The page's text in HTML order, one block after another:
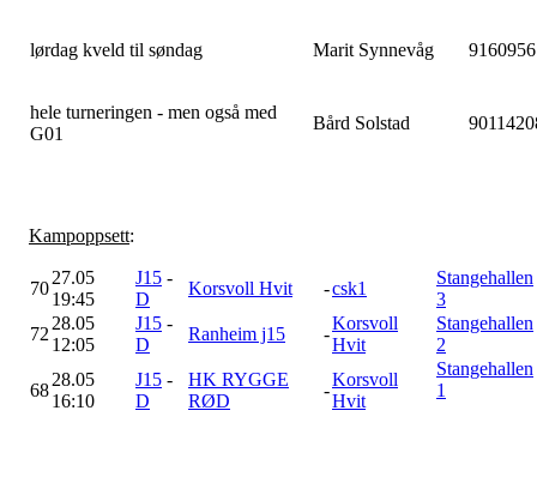
lørdag kveld til søndag Marit Synnevåg
hele turneringen - men også med
G01
Bård Solstad
Kampoppsett:
70
27.05
19:45
J15 -
D
Korsvoll Hvit -csk1
Stangehallen
3
72
28.05
12:05
J15 -
D
Ranheim j15 -
Korsvoll
Hvit
Stangehallen
2
68
28.05
16:10
J15 -
D
HK RYGGE
RØD
-
Korsvoll
Hvit
Stangehallen
1